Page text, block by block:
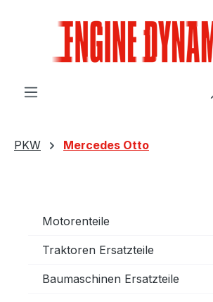
PKW Mercedes Otto
Motorenteile
Traktoren Ersatzteile
Baumaschinen Ersatzteile